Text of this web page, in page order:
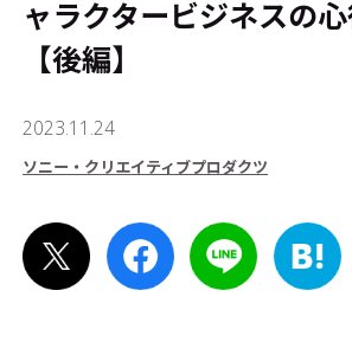
ャラクタービジネスの
【後編】
2023.11.24
ソニー・クリエイティブプロダクツ